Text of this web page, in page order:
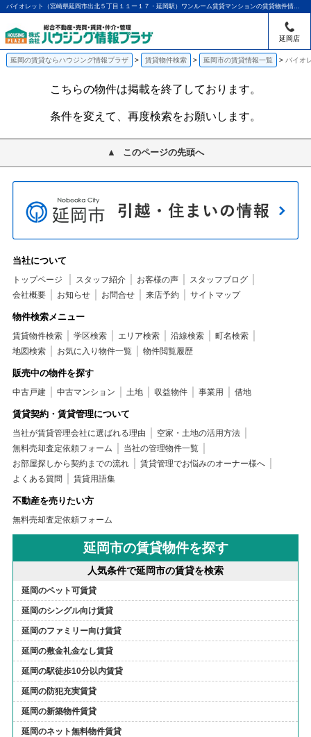
バイオレット（宮崎県延岡市出北５丁目１１ー１７・延岡駅）ワンルーム賃貸マンションの賃貸物件情報｜アパマンショップ延岡店｜ハウジング情報プラザ
延岡店
延岡の賃貸ならハウジング情報プラザ 賃貸物件検索 延岡市の賃貸情報一覧 バイオ
こちらの物件は掲載を終了しております。
条件を変えて、再度検索をお願いします。
このページの先頭へ
当社について
トップページ スタッフ紹介 お客様の声
スタッフブログ
会社概要
お知らせ お問合せ 来店予約 サイトマップ
物件検索メニュー
賃貸物件検索 学区検索 エリア検索 沿線検索
町名検索
地図検索
お気に入り物件一覧 物件閲覧履歴
販売中の物件を探す
中古戸建 中古マンション 土地 収益物件 事業用 借地
賃貸契約・賃貸管理について
当社が賃貸管理会社に選ばれる理由
空家・土地の活用方法
無料売却査定依頼フォーム
当社の管理物件一覧
お部屋探しから契約までの流れ
賃貸管理でお悩みのオーナー様へ
よくある質問
賃貸用語集
不動産を売りたい方
無料売却査定依頼フォーム
延岡市の賃貸物件を探す
人気条件で延岡市の賃貸を検索
延岡のペット可賃貸
延岡のシングル向け賃貸
延岡のファミリー向け賃貸
延岡の敷金礼金なし賃貸
延岡の駅徒歩10分以内賃貸
延岡の防犯充実賃貸
延岡の新築物件賃貸
延岡のネット無料物件賃貸